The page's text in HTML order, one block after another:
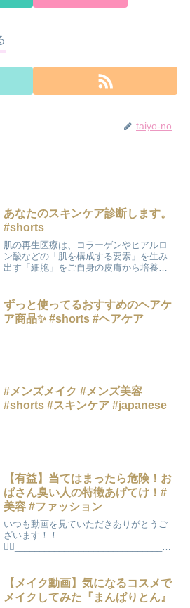
taiyo-no
あなたのスキンケア診断します。
#shorts
肌の再生医療は、コラーゲンやヒアルロ
ン酸などの「肌を構成する要素」を生み
出す「細胞」をご自身の皮膚から培養、
わやたるみを元に戻すアンチエイジング
美容医療には、顔にメスを...
ずっと使ってるおすすめのヘアケ
ア商品✨ #shorts #ヘアケア
#メンズメイク #メンズ美容
#shorts #スキンケア #japanese
【有益】当てはまったら危険！お
ばさん臭い人の特徴あげてけ！#
美容 #ファッション
いつも動画を見ていただきありがとうご
ざいます！！
🙇‍♀️________________________________
にお願いいたします！_____________...
【メイク動画】気になるコスメで
メイクしてみた『まんぱりとん』